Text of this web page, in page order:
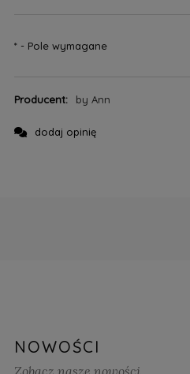
*- Pole wymagane
Producent: by Ann
dodaj opinię
NOWOŚCI
Zobacz nasze nowości